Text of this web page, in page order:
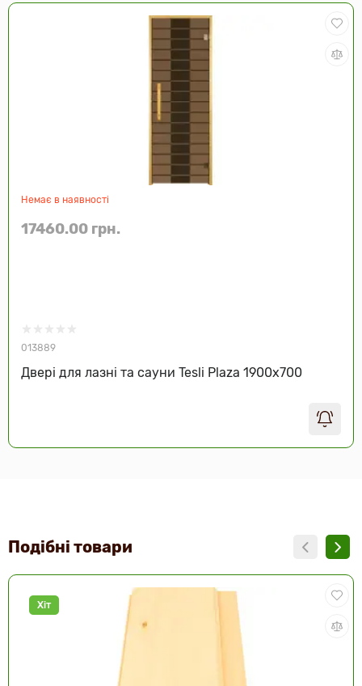
Немає в наявності
013889
Двері для лазні та сауни Tesli Plaza 1900х700
17460.00 грн.
Подібні товари
Хіт